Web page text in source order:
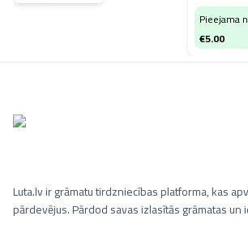
Pieejama
€5.00
Luta.lv ir grāmatu tirdzniecības platforma, kas
pārdevējus. Pārdod savas izlasītās grāmatas un